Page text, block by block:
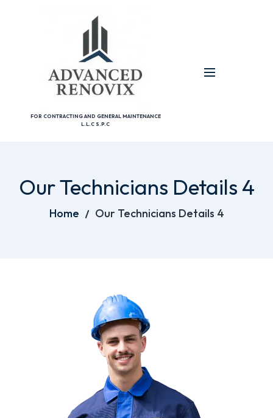
FOR CONTRACTING AND GENERAL MAINTENANCE
L.L.C S.P.C
Our Technicians Details 4
Home Our Technicians Details 4